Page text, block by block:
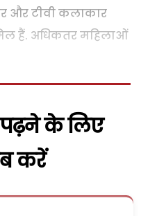
और टीवी कलाकार
हैं. अधिकतर महिलाओं
के लिए
करें